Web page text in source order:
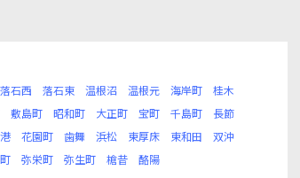
落石西 落石東 温根沼 温根元 海岸町
桂木
敷島町 昭和町 大正町 宝町 千島町
長節
花園町 歯舞 浜松 東厚床 東和田
双沖
弥栄町 弥生町 槍昔 酪陽